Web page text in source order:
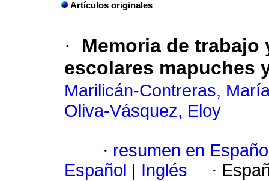
Artículos originales
·
Memoria de
escolares mapuches
Marilicán-Contreras,
Oliva-Vásquez, Eloy
· resumen en
Español
Inglés ·